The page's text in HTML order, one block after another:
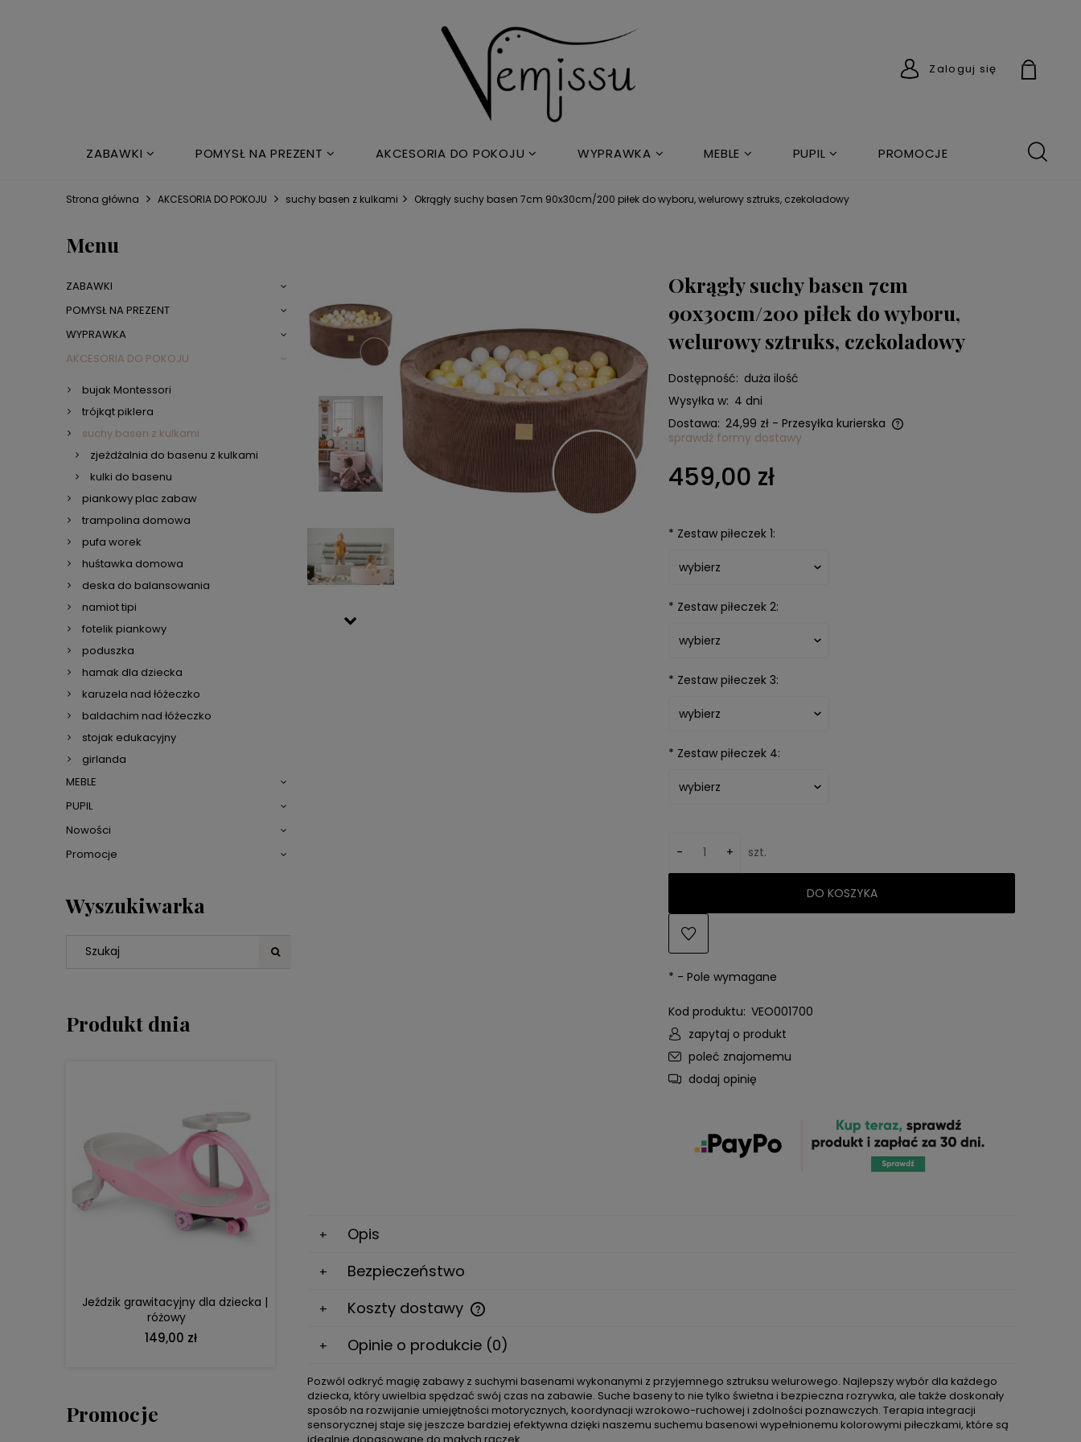
Zaloguj się
ZABAWKI POMYSŁ NA PREZENT AKCESORIA DO POKOJU WYPRAWKA MEBLE PUPIL PROMOCJE
NOWOŚCI ŁÓŻKO DZIECIĘCE
Strona główna AKCESORIA DO POKOJU suchy basen z kulkami Okrągły suchy basen 7cm 90x30cm/200 piłek do wyboru, welurowy sztruks, czekoladowy
Menu
ZABAWKI
POMYSŁ NA PREZENT
WYPRAWKA
AKCESORIA DO POKOJU
bujak Montessori
trójkąt piklera
suchy basen z kulkami
zjeżdżalnia do basenu z kulkami
kulki do basenu
piankowy plac zabaw
trampolina domowa
pufa worek
huśtawka domowa
deska do balansowania
namiot tipi
fotelik piankowy
poduszka
hamak dla dziecka
karuzela nad łóżeczko
baldachim nad łóżeczko
stojak edukacyjny
girlanda
MEBLE
PUPIL
Nowości
Promocje
Wyszukiwarka
Produkt dnia
Jeździk grawitacyjny dla dziecka |
różowy
149,00 zł
DO KOSZYKA
Promocje
Okrągły suchy basen 7cm
90x30cm/200 piłek do wyboru,
welurowy sztruks, czekoladowy
Dostępność: duża ilość
Wysyłka w: 4 dni
Dostawa: 24,99 zł - Przesyłka kurierska
kosztów płatności
sprawdź formy dostawy
459,00 zł
* Zestaw piłeczek 1:
* Zestaw piłeczek 2:
* Zestaw piłeczek 3:
* Zestaw piłeczek 4:
- + szt.
DO KOSZYKA
* - Pole wymagane
Kod produktu: VEO001700
zapytaj o produkt
poleć znajomemu
dodaj opinię
Opis
Bezpieczeństwo
Koszty dostawy
Cena nie zawiera ewentualnych
Opinie o produkcie (0)
Pozwól odkryć magię zabawy z suchymi basenami wykonanymi z przyjemnego sztruksu welurowego. Najlepszy wybór dla każdego
dziecka, który uwielbia spędzać swój czas na zabawie. Suche baseny to nie tylko świetna i bezpieczna rozrywka, ale także doskonały
sposób na rozwijanie umiejętności motorycznych, koordynacji wzrokowo-ruchowej i zdolności poznawczych. Terapia integracji
sensorycznej staje się jeszcze bardziej efektywna dzięki naszemu suchemu basenowi wypełnionemu kolorowymi piłeczkami, które są